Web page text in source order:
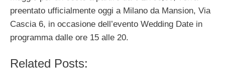
preentato ufficialmente oggi a Milano da Mansion, Via
Cascia 6, in occasione dell’evento Wedding Date in
programma dalle ore 15 alle 20.
Related Posts: